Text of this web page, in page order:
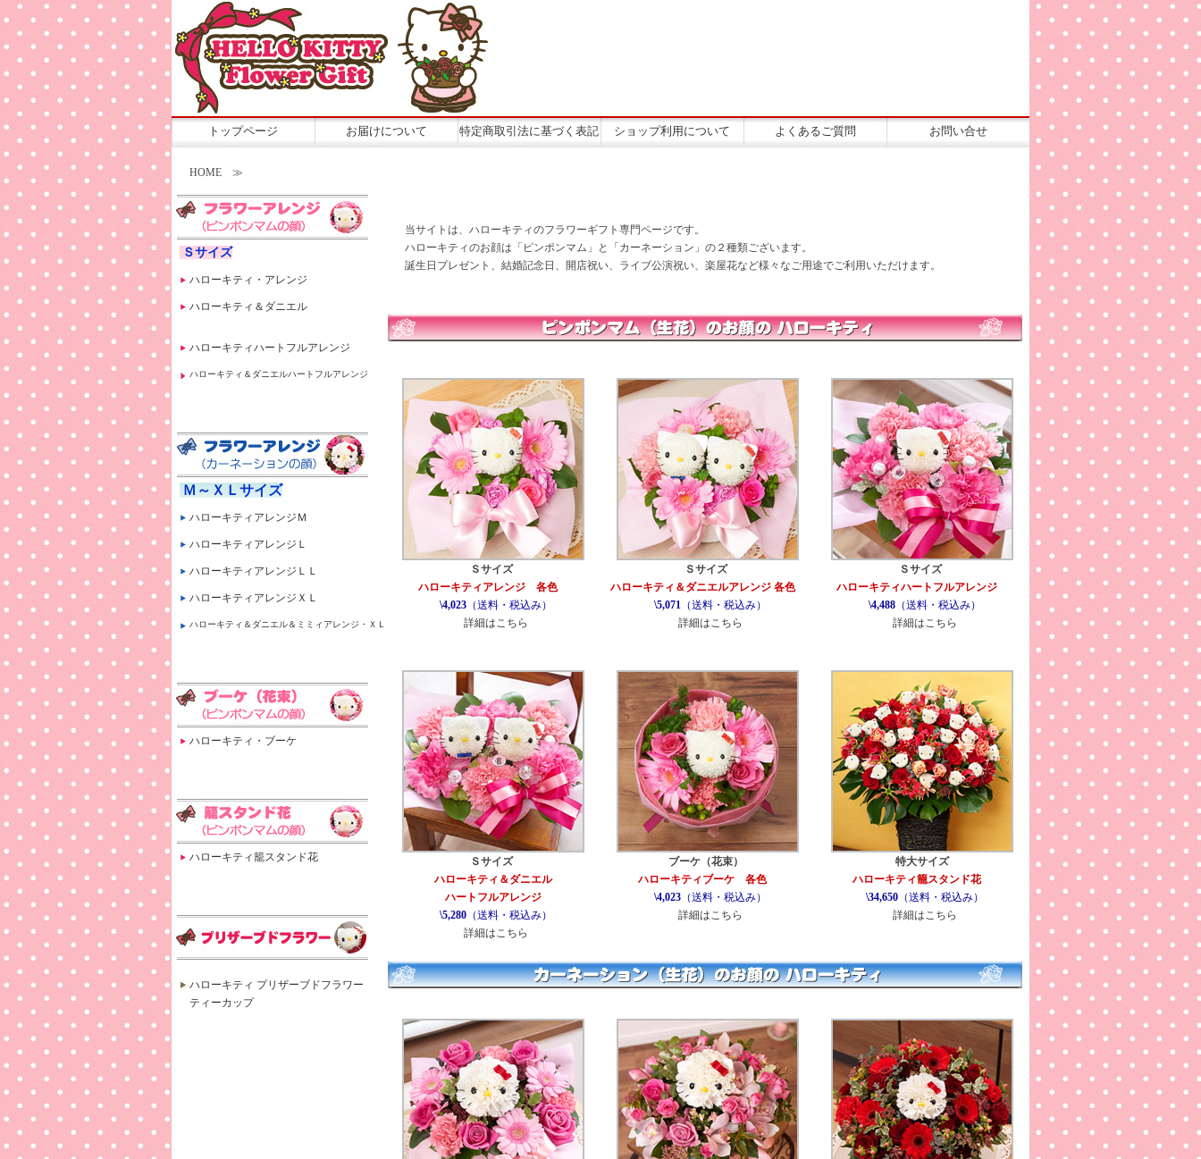
トップページ お届けについて 特定商取引法に基づく表記 ショップ利用について よくあるご質問 お問い合せ
HOME ≫
Ｓサイズ
ハローキティ・アレンジ
ハローキティ＆ダニエル
ハローキティハートフルアレンジ
ハローキティ＆ダニエルハートフルアレンジ
Ｍ～ＸＬサイズ
ハローキティアレンジＭ
ハローキティアレンジＬ
ハローキティアレンジＬＬ
ハローキティアレンジＸＬ
ハローキティ＆ダニエル＆ミミィアレンジ・ＸＬ
ハローキティ・ブーケ
ハローキティ籠スタンド花
ハローキティ プリザーブドフラワー
ティーカップ
当サイトは、ハローキティのフラワーギフト専門ページです。
ハローキティのお顔は「ピンポンマム」と「カーネーション」の２種類ございます。
誕生日プレゼント、結婚記念日、開店祝い、ライブ公演祝い、楽屋花など様々なご用途でご利用いただけます。
Ｓサイズ
ハローキティアレンジ 各色
\4,023（送料・税込み）
詳細はこちら
Ｓサイズ
ハローキティ＆ダニエルアレンジ 各色
\5,071（送料・税込み）
詳細はこちら
Ｓサイズ
ハローキティハートフルアレンジ
\4,488（送料・税込み）
詳細はこちら
Ｓサイズ
ハローキティ＆ダニエル
ハートフルアレンジ
\5,280（送料・税込み）
詳細はこちら
ブーケ（花束）
ハローキティブーケ 各色
\4,023（送料・税込み）
詳細はこちら
特大サイズ
ハローキティ籠スタンド花
\34,650（送料・税込み）
詳細はこちら